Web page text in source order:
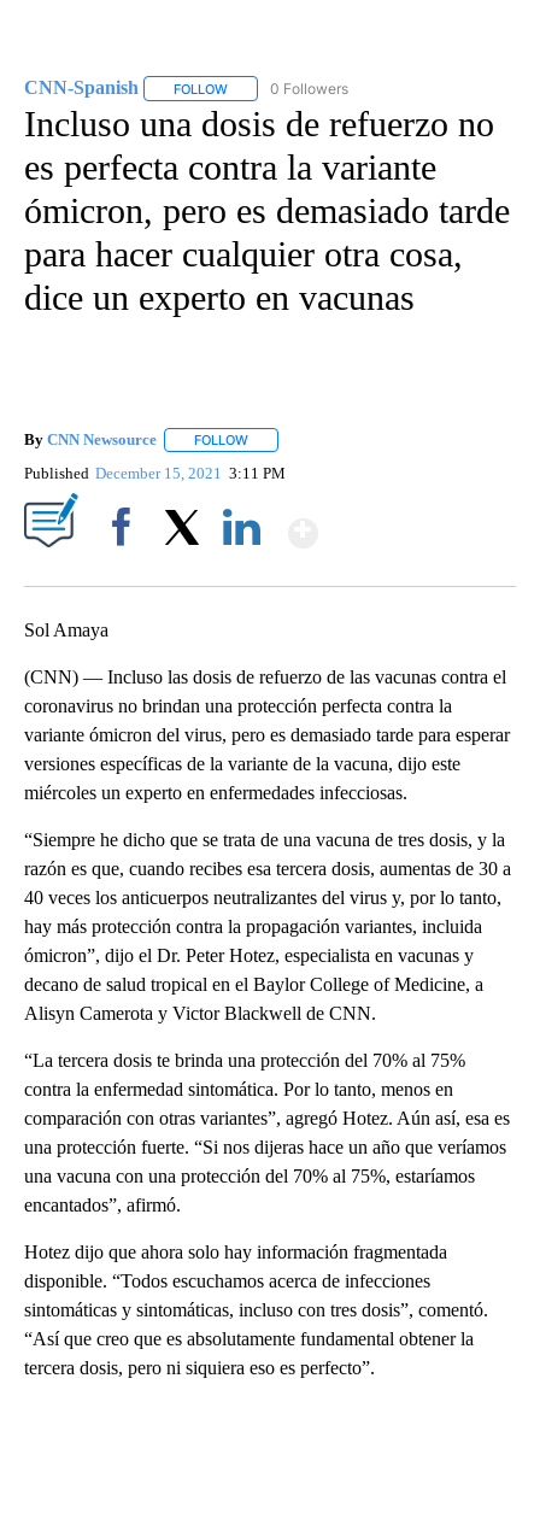
CNN-Spanish FOLLOW FOLLOW "CNN-SPANISH" TO RECEIVE
0 Followers
Incluso una dosis de refuerzo no
es perfecta contra la variante
ómicron, pero es demasiado tarde
para hacer cualquier otra cosa,
dice un experto en vacunas
By CNN Newsource FOLLOW
Published December 15, 2021 3:11 PM
Sol Amaya
(CNN) — Incluso las dosis de refuerzo de las vacunas contra el
coronavirus no brindan una protección perfecta contra la
variante ómicron del virus, pero es demasiado tarde para esperar
versiones específicas de la variante de la vacuna, dijo este
miércoles un experto en enfermedades infecciosas.
“Siempre he dicho que se trata de una vacuna de tres dosis, y la
razón es que, cuando recibes esa tercera dosis, aumentas de 30 a
40 veces los anticuerpos neutralizantes del virus y, por lo tanto,
hay más protección contra la propagación variantes, incluida
ómicron”, dijo el Dr. Peter Hotez, especialista en vacunas y
decano de salud tropical en el Baylor College of Medicine, a
Alisyn Camerota y Victor Blackwell de CNN.
“La tercera dosis te brinda una protección del 70% al 75%
contra la enfermedad sintomática. Por lo tanto, menos en
comparación con otras variantes”, agregó Hotez. Aún así, esa es
una protección fuerte. “Si nos dijeras hace un año que veríamos
una vacuna con una protección del 70% al 75%, estaríamos
encantados”, afirmó.
Hotez dijo que ahora solo hay información fragmentada
disponible. “Todos escuchamos acerca de infecciones
sintomáticas y sintomáticas, incluso con tres dosis”, comentó.
“Así que creo que es absolutamente fundamental obtener la
tercera dosis, pero ni siquiera eso es perfecto”.